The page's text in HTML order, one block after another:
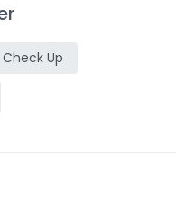
Check Up